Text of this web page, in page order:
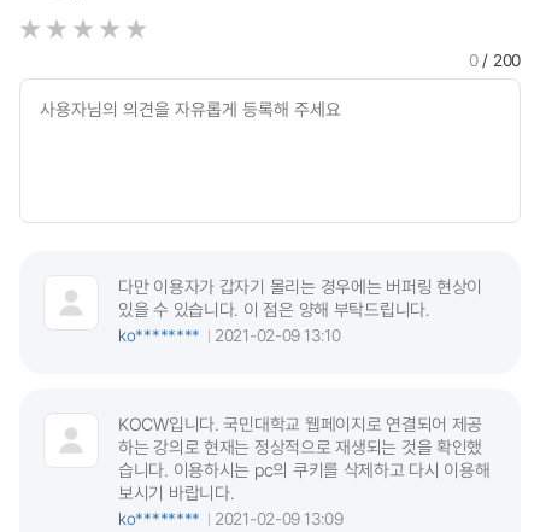
0/ 200
다만 이용자가 갑자기 몰리는 경우에는 버퍼링 현상이
있을 수 있습니다. 이 점은 양해 부탁드립니다.
ko********
2021-02-09 13:10
KOCW입니다. 국민대학교 웹페이지로 연결되어 제공
하는 강의로 현재는 정상적으로 재생되는 것을 확인했
습니다. 이용하시는 pc의 쿠키를 삭제하고 다시 이용해
보시기 바랍니다.
ko********
2021-02-09 13:09